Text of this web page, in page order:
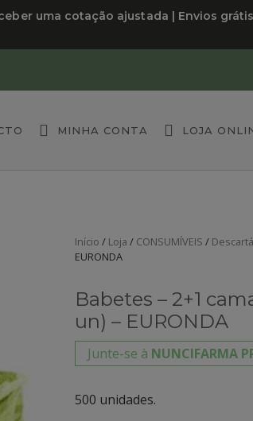
uma cotação ajustada | Envios
MINHA CONTA LOJA
Início / Loja / CONSUMÍVEIS /
EURONDA
Babetes – 2+1
un) – EURONDA
Junte-se à NUNCIFARMA
500 unidades.